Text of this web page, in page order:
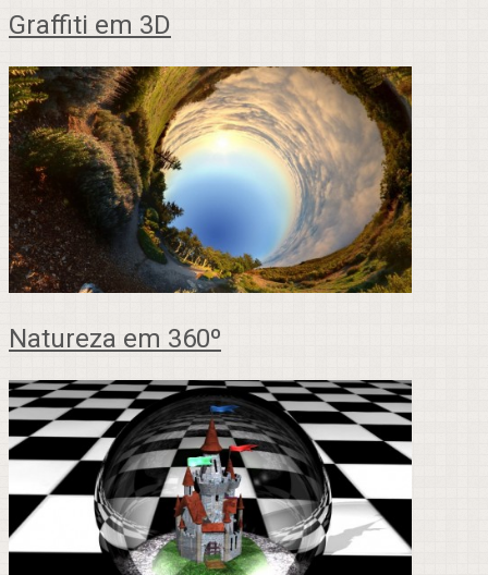
Graffiti em 3D
Natureza em 360º